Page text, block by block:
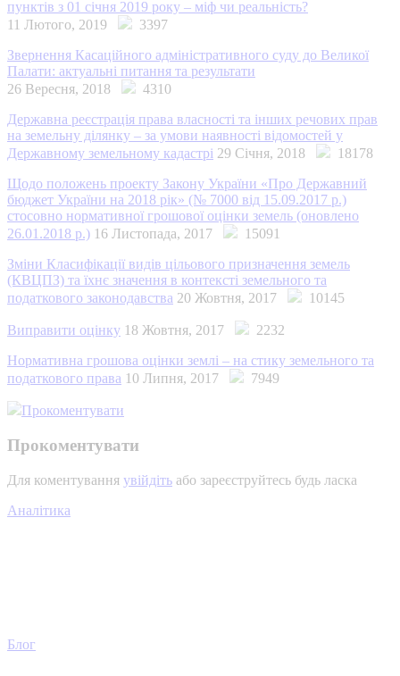
пунктів з 01 січня 2019 року – міф чи реальність?
11 Лютого, 2019
3397
Звернення Касаційного адміністративного суду до Великої
Палати: актуальні питання та результати
26 Вересня, 2018
4310
Державна реєстрація права власності та інших речових прав
на земельну ділянку – за умови наявності відомостей у
Державному земельному кадастрі 29 Січня, 2018
18178
Щодо положень проекту Закону України «Про Державний
бюджет України на 2018 рік» (№ 7000 від 15.09.2017 р.)
стосовно нормативної грошової оцінки земель (оновлено
26.01.2018 р.) 16 Листопада, 2017
15091
Зміни Класифікації видів цільового призначення земель
(КВЦПЗ) та їхнє значення в контексті земельного та
податкового законодавства 20 Жовтня, 2017 10145
Виправити оцінку 18 Жовтня, 2017
2232
Нормативна грошова оцінки землі – на стику земельного та
податкового права 10 Липня, 2017 7949
Прокоментувати
Прокоментувати
Для коментування увійдіть або зареєструйтесь будь ласка
Аналітика
Блог